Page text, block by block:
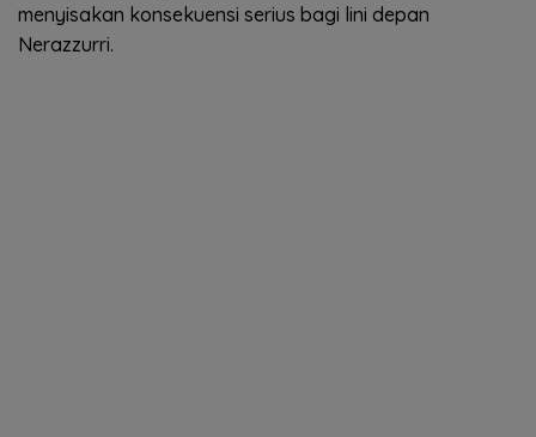
menyisakan konsekuensi serius bagi lini depan
Nerazzurri.